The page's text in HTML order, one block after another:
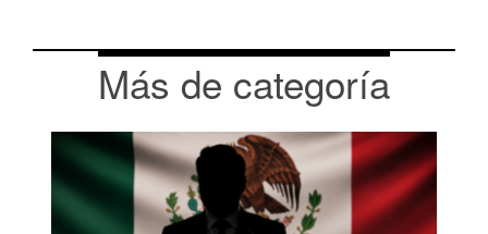
Más de categoría